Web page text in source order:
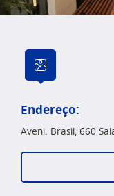
Endereço:
Aveni. Brasil, 660